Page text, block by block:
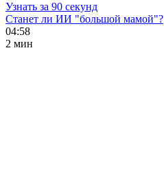
Узнать за 90 секунд
Станет ли ИИ "большой мамой"?
04:58
2 мин